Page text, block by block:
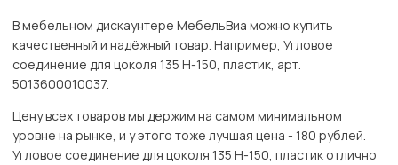
В мебельном дискаунтере МебельВиа можно купить
качественный и надёжный товар. Например, Угловое
соединение для цоколя 135 H-150, пластик, арт.
5013600010037.
Цену всех товаров мы держим на самом минимальном
уровне на рынке, и у этого тоже лучшая цена - 180 рублей.
Угловое соединение для цоколя 135 H-150, пластик отлично